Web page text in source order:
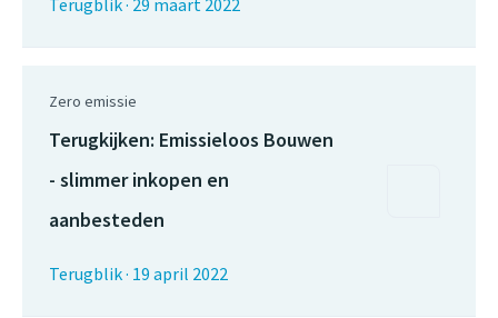
Terugblik· 29 maart 2022
Zero emissie
Terugkijken: Emissieloos Bouwen
- slimmer inkopen en
aanbesteden
Terugblik· 19 april 2022